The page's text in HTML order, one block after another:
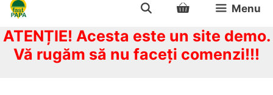
conținut
Menu
ATENȚIE! Acesta este un site demo.
Vă rugăm să nu faceți comenzi!!!